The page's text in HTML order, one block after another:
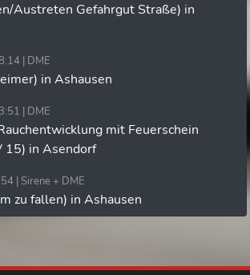
Austreten Gefahrgut Straße) in
| DME
in Ashausen
| DME
mit Feuerschein
15) in Asendorf
| Sirene + DME
zu fallen) in Ashausen